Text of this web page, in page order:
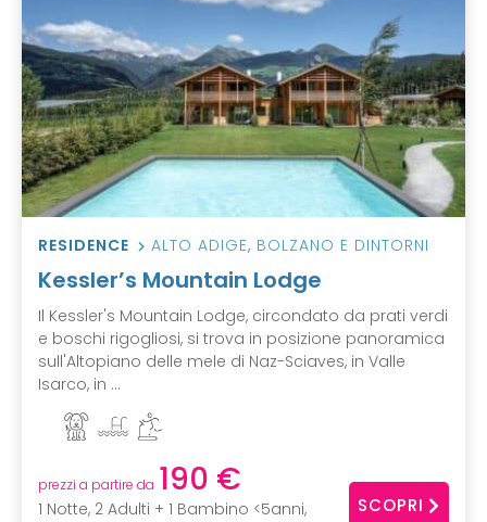
RESIDENCE ALTO ADIGE, BOLZANO E DINTORNI
Kessler’s Mountain Lodge
Il Kessler's Mountain Lodge, circondato da prati verdi
e boschi rigogliosi, si trova in posizione panoramica
sull'Altopiano delle mele di Naz-Sciaves, in Valle
Isarco, in ...
prezzi a partire da 190 €
1 Notte, 2 Adulti + 1 Bambino <5anni,
SCOPRI